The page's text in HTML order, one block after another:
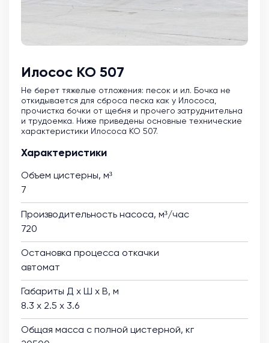
Илосос КО 507
Не берет тяжелые отложения: песок и ил. Бочка не
откидывается для сброса песка как у Илососа,
прочистка бочки от щебня и прочего затруднительна
и трудоемка. Ниже приведены основные технические
характеристики Илососа КО 507.
Характеристики
Объем цистерны, м³
7
Производительность насоса, м³/час
720
Остановка процесса откачки
автомат
Габариты Д х Ш х В, м
8.3 х 2.5 х 3.6
Общая масса с полной цистерной, кг